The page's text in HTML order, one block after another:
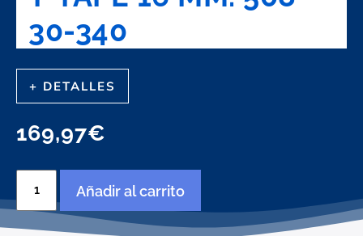
30-340
+ DETALLES
169,97€
TAPE
16
mm.
Añadir al carrito